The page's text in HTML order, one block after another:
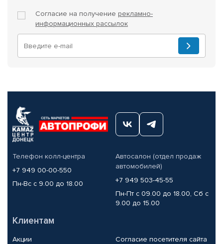
Согласие на получение рекламно-
информационных рассылок
Телефон колл-центра
+7 949 00-00-550
Пн-Вс с 9.00 до 18.00
Автосалон (отдел продаж
автомобилей)
+7 949 503-45-55
Пн-Пт с 09.00 до 18.00, Сб с
9.00 до 15.00
Клиентам
Акции
Согласие посетителя сайта